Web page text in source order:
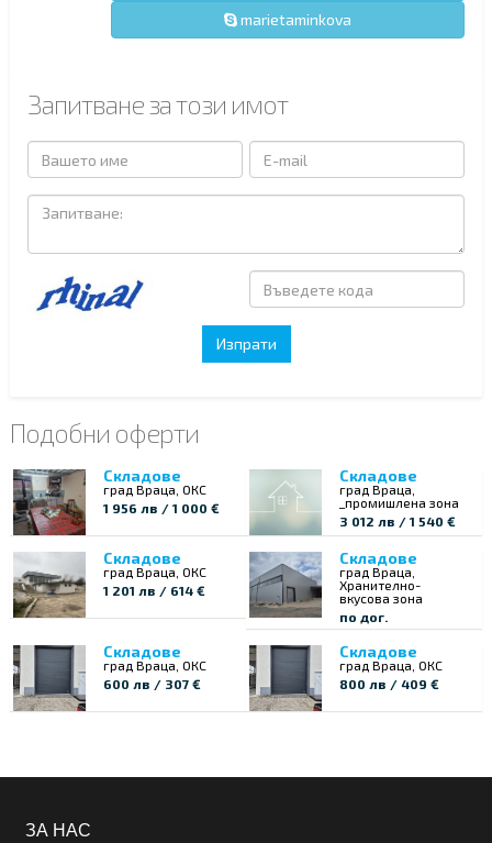
marietaminkova
Запитване за този имот
Подобни оферти
Складове
град Враца, ОКС
1 956 лв / 1 000 €
Складове
град Враца,
_промишлена зона
3 012 лв / 1 540 €
Складове
град Враца, ОКС
1 201 лв / 614 €
Складове
град Враца,
Хранително-
вкусова зона
по дог.
Складове
град Враца, ОКС
600 лв / 307 €
Складове
град Враца, ОКС
800 лв / 409 €
ЗА НАС